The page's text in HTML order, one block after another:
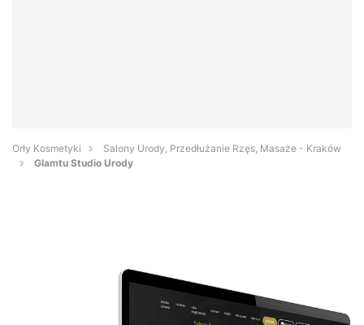
Orły Kosmetyki
Salony Urody, Przedłużanie Rzęs, Masaże - Kraków
Glamtu Studio Urody